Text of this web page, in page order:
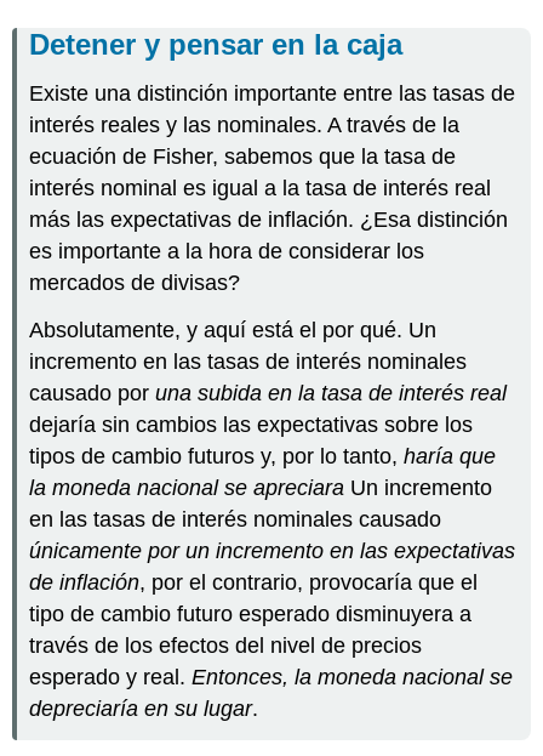
Detener y pensar en la caja
Existe una distinción importante entre las tasas de
interés reales y las nominales. A través de la
ecuación de Fisher, sabemos que la tasa de
interés nominal es igual a la tasa de interés real
más las expectativas de inflación. ¿Esa distinción
es importante a la hora de considerar los
mercados de divisas?
Absolutamente, y aquí está el por qué. Un
incremento en las tasas de interés nominales
causado poruna subida en la tasa de interés real
dejaría sin cambios las expectativas sobre los
tipos de cambio futuros y, por lo tanto,haría que
la moneda nacional se apreciara Un incremento
en las tasas de interés nominales causado
únicamente por un incremento en las expectativas
de inflación, por el contrario, provocaría que el
tipo de cambio futuro esperado disminuyera a
través de los efectos del nivel de precios
esperado y real.Entonces, la moneda nacional se
depreciaría en su lugar.